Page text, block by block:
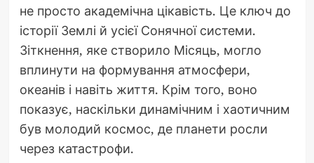
не просто академічна цікавість. Це ключ до
історії Землі й усієї Сонячної системи.
Зіткнення, яке створило Місяць, могло
вплинути на формування атмосфери,
океанів і навіть життя. Крім того, воно
показує, наскільки динамічним і хаотичним
був молодий космос, де планети росли
через катастрофи.